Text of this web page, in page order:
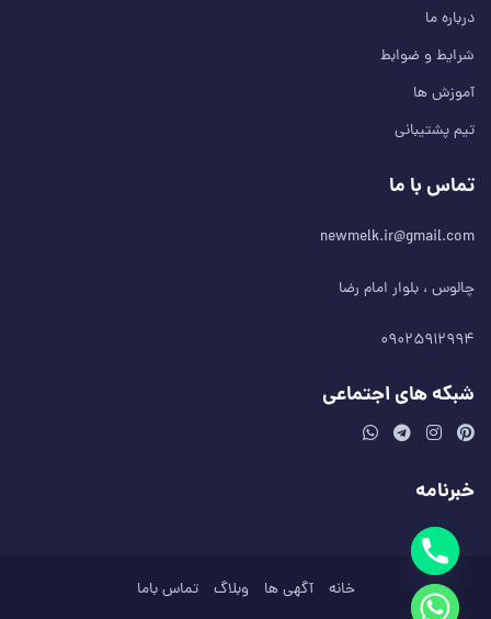
درباره ما
شرایط و ضوابط
آموزش ها
تیم پشتیبانی
تماس با ما
newmelk.ir@gmail.com
چالوس ، بلوار امام رضا
۰۹۰۲۵۹۱۲۹۹۴
شبکه های اجتماعی
خبرنامه
خانه آگهی ها وبلاگ
تماس باما